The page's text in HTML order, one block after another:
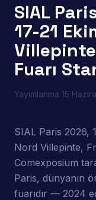
SIAL
17-21
Fuarı
Yayımlanma 15
SIAL Paris 2026,
Nord Villepinte,
Comexposium
Paris, dünyanın
fuarıdır — 2024